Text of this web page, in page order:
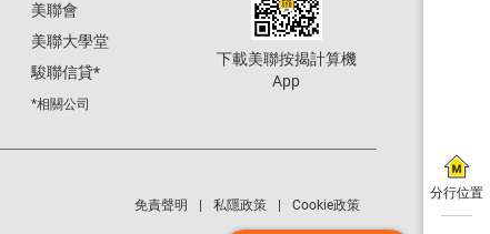
分行位置
美聯會
美聯大學堂
駿聯信貸*
*相關公司
下載美聯按揭計算機
App
免責聲明 私隱政策 Cookie政策